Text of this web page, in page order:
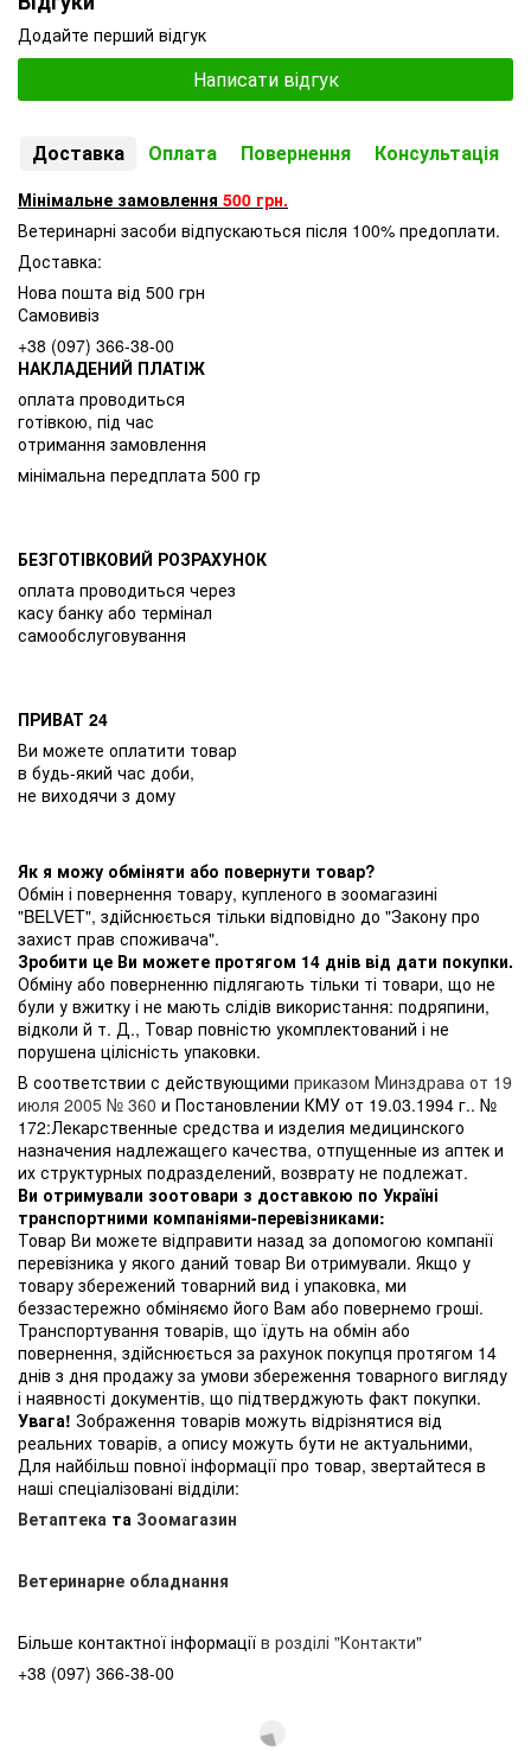
Додайте перший відгук
Написати відгук
Доставка Оплата Повернення Консультація
Мінімальне замовлення 500 грн.
Ветеринарні засоби відпускаються після 100% предоплати.
Доставка:
Нова пошта від 500 грн
Самовивіз
+38 (097) 366-38-00
НАКЛАДЕНИЙ ПЛАТІЖ
оплата проводиться
готівкою, під час
отримання замовлення
мінімальна передплата 500 гр
БЕЗГОТІВКОВИЙ РОЗРАХУНОК
оплата проводиться через
касу банку або термінал
самообслуговування
ПРИВАТ 24
Ви можете оплатити товар
в будь-який час доби,
не виходячи з дому
Як я можу обміняти або повернути товар?
Обмін і повернення товару, купленого в зоомагазині
"BELVET", здійснюється тільки відповідно до "Закону про
захист прав споживача".
Зробити це Ви можете протягом 14 днів від дати покупки.
Обміну або поверненню підлягають тільки ті товари, що не
були у вжитку і не мають слідів використання: подряпини,
відколи й т. Д., Товар повністю укомплектований і не
порушена цілісність упаковки.
В соответствии с действующими приказом Минздрава от 19
июля 2005 № 360 и Постановлении КМУ от 19.03.1994 г.. №
172:Лекарственные средства и изделия медицинского
назначения надлежащего качества, отпущенные из аптек и
их структурных подразделений, возврату не подлежат.
Ви отримували зоотовари з доставкою по Україні
транспортними компаніями-перевізниками:
Товар Ви можете відправити назад за допомогою компанії
перевізника у якого даний товар Ви отримували. Якщо у
товару збережений товарний вид і упаковка, ми
беззастережно обміняємо його Вам або повернемо гроші.
Транспортування товарів, що їдуть на обмін або
повернення, здійснюється за рахунок покупця протягом 14
днів з дня продажу за умови збереження товарного вигляду
і наявності документів, що підтверджують факт покупки.
Увага! Зображення товарів можуть відрізнятися від
реальних товарів, а опису можуть бути не актуальними,
Для найбільш повної інформації про товар, звертайтеся в
наші спеціалізовані відділи:
Ветаптека та Зоомагазин
Ветеринарне обладнання
Більше контактної інформації в розділі "Контакти"
+38 (097) 366-38-00